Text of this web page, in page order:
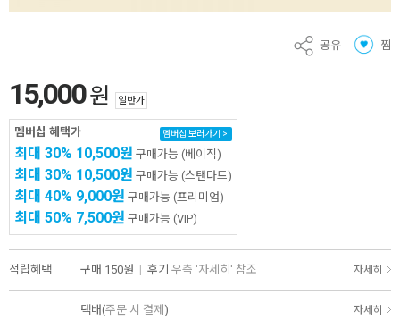
공유 찜
15,000원 일반가
멤버십 혜택가 멤버십 보러가기 >
최대 30% 10,500원 구매가능 (베이직)
최대 30% 10,500원 구매가능 (스탠다드)
최대 40% 9,000원 구매가능 (프리미엄)
최대 50% 7,500원 구매가능 (VIP)
적립혜택 구매 150원 | 후기 우측 '자세히' 참조 자세히
택배(주문 시 결제 ) 자세히